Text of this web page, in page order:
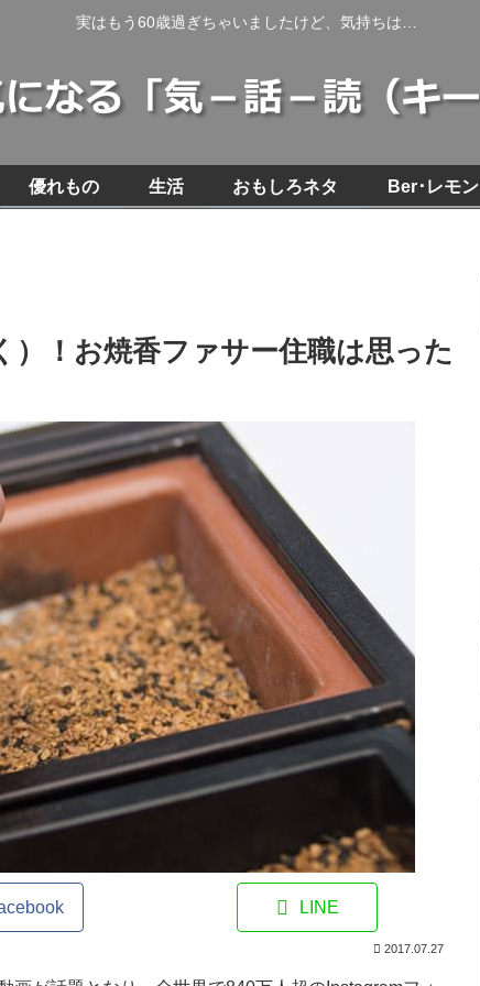
実はもう60歳過ぎちゃいましたけど、気持ちは…
優れもの 生活 おもしろネタ Ber･レモン
！お焼香ファサー住職は思った
LINE
2017.07.27